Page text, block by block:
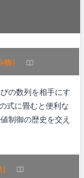
物］
の数列を相手にす
式に畳むと便利な
制御の歴史を交え